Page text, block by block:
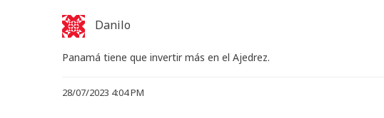
Danilo
Panamá tiene que invertir más en el Ajedrez.
28/07/2023 4:04 PM